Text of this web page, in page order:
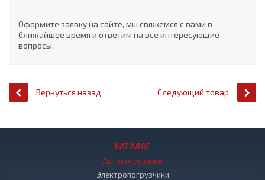
Оформите заявку на сайте, мы свяжемся с вами в
ближайшее время и ответим на все интересующие
вопросы.
Вернуться назад Следующий товар
КАТАЛОГ
Автопогрузчики
Электропогрузчики